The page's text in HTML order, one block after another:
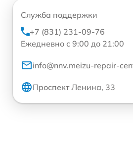
Служба поддержки
+7 (831) 231-09-76
Ежедневно с 9:00 до 21:00
info@nnv.meizu-repair-
Проспект Ленина, 33